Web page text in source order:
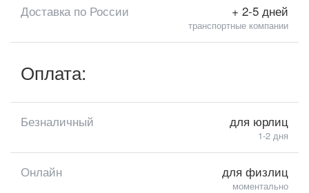
Доставка по России + 2-5 дней
транспортные компании
Оплата:
Безналичный для юрлиц
1-2 дня
Онлайн для физлиц
моментально